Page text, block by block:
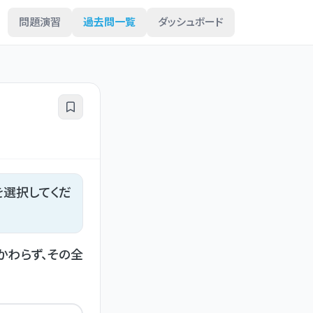
問題演習 過去問一覧 ダッシュボード
択してくだ
らず、その全